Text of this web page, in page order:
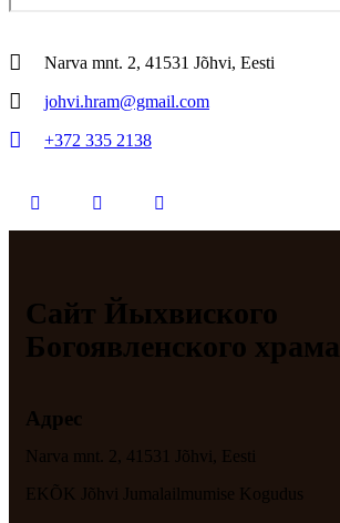
Narva mnt. 2, 41531 Jõhvi, Eesti
johvi.hram@gmail.com
+372 335 2138
Сайт Йыхвиского
Богоявленского храма
Адрес
Narva mnt. 2, 41531 Jõhvi, Eesti
EKÕK Jõhvi Jumalailmumise Kogudus